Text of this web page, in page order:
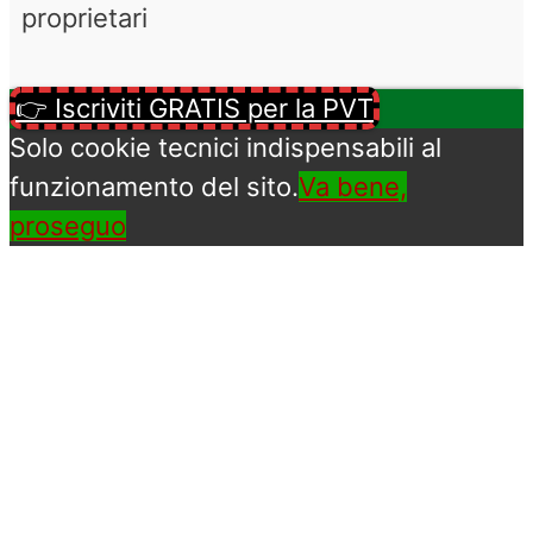
proprietari
👉 Iscriviti GRATIS per la PVT
Solo cookie tecnici indispensabili al
funzionamento del sito.Va bene,
proseguo